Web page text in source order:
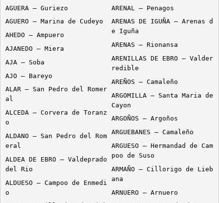
AGUERA – Guriezo
AGUERO – Marina de Cudeyo
AHEDO – Ampuero
AJANEDO – Miera
AJA – Soba
AJO – Bareyo
ALAR – San Pedro del Romer
al
ALCEDA – Corvera de Toranz
o
ALDANO – San Pedro del Rom
eral
ALDEA DE EBRO – Valdeprado
del Rio
ALDUESO – Campoo de Enmedi
o
ARENAL – Penagos
ARENAS DE IGUÑA – Arenas d
e Iguña
ARENAS – Rionansa
ARENILLAS DE EBRO – Valder
redible
AREÑOS – Camaleño
ARGOMILLA – Santa Maria de
Cayon
ARGOÑOS – Argoños
ARGUEBANES – Camaleño
ARGUESO – Hermandad de Cam
poo de Suso
ARMAÑO – Cillorigo de Lieb
ana
ARNUERO – Arnuero